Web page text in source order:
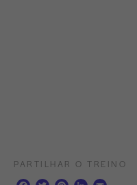
PARTILHAR O TREINO